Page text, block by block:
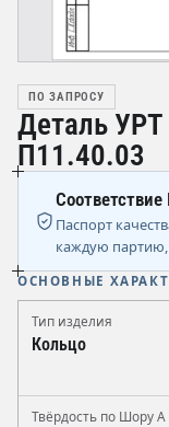
ПО ЗАПРОСУ
Деталь
П11.40.03
Паспорт
каждую партию,
ОСНОВНЫЕ
Тип изделия
Кольцо
Твёрдость по Шору А